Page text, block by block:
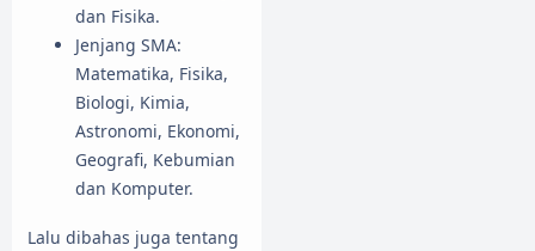
dan Fisika.
Jenjang SMA:
Matematika, Fisika,
Biologi, Kimia,
Astronomi, Ekonomi,
Geografi, Kebumian
dan Komputer.
Lalu dibahas juga tentang